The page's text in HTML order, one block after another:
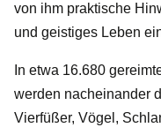
von ihm praktische
und geistiges Leben
In etwa 16.680
werden nacheinander
Vierfüßer, Vögel,